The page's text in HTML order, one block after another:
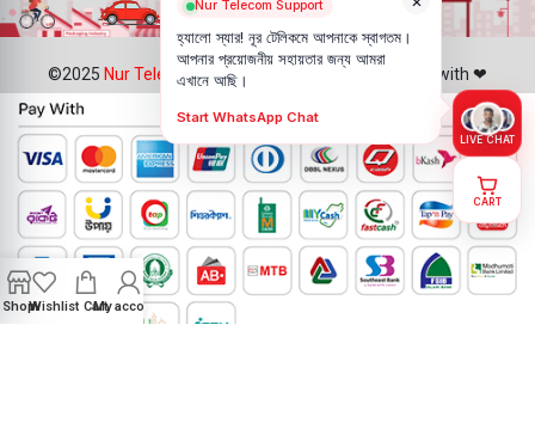
©2025 Nur Telecom- All Rights Reserved || Created with ❤
ShopWishlist CartMy account
Nur Telecom Support
হ্যালো স্যার! নূর টেলিকমে আপনাকে স্বাগতম।
আপনার প্রয়োজনীয় সহায়তার জন্য আমরা
এখানে আছি।
Start WhatsApp Chat
LIVE CHAT
CART